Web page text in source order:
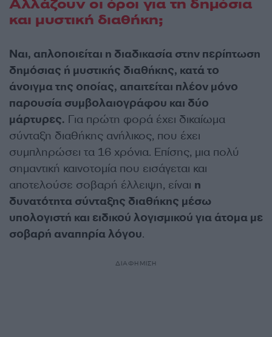
Αλλάζουν οι όροι για τη δημόσια
και μυστική διαθήκη;
Ναι, απλοποιείται η διαδικασία στην περίπτωση
δημόσιας ή μυστικής διαθήκης, κατά το
άνοιγμα της οποίας, απαιτείται πλέον μόνο
παρουσία συμβολαιογράφου και δύο
μάρτυρες. Για πρώτη φορά έχει δικαίωμα
σύνταξη διαθήκης ανήλικος, που έχει
συμπληρώσει τα 16 χρόνια. Επίσης, μια πολύ
σημαντική καινοτομία που εισάγεται και
αποτελούσε σοβαρή έλλειψη, είναι η
δυνατότητα σύνταξης διαθήκης μέσω
υπολογιστή και ειδικού λογισμικού για άτομα με
σοβαρή αναπηρία λόγου.
ΔΙΑΦΗΜΙΣΗ